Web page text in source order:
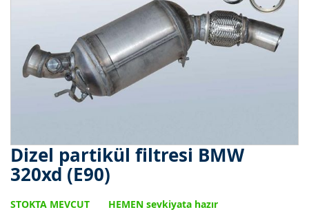
Dizel partikül filtresi BMW
320xd (E90)
STOKTA MEVCUT HEMEN sevkiyata hazır
Resim
galerisinin
başlangıcına